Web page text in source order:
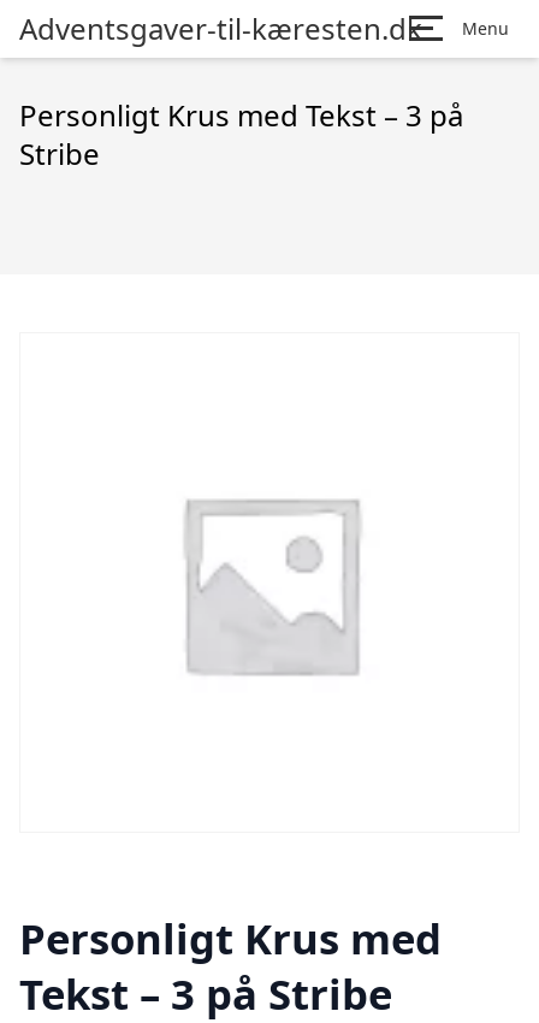
Adventsgaver-til-kæresten.dk Menu
Personligt Krus med Tekst – 3 på
Stribe
Personligt Krus med
Tekst – 3 på Stribe